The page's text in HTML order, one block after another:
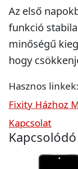
Az első
funkció
minőségű
hogy
Hasznos linkek:
Fixity Házhoz
Kapcsolat